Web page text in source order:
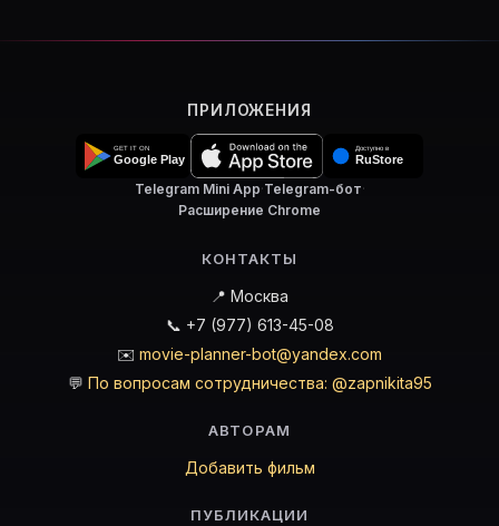
ПРИЛОЖЕНИЯ
Telegram Mini App·Telegram-бот·
Расширение Chrome
КОНТАКТЫ
📍 Москва
📞 +7 (977) 613-45-08
✉️ movie-planner-bot@yandex.com
💬 По вопросам сотрудничества: @zapnikita95
АВТОРАМ
Добавить фильм
ПУБЛИКАЦИИ